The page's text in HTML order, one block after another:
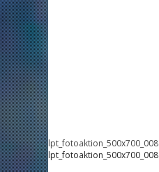
lpt_fotoaktion_500x700_008
lpt_fotoaktion_500x700_008